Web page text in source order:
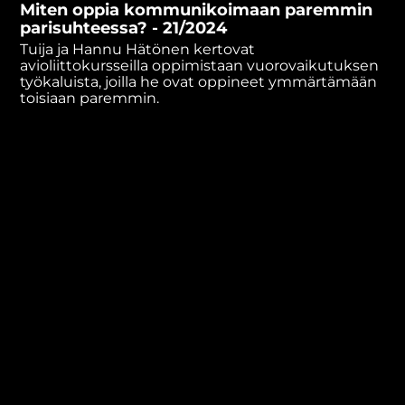
minutes,
48
seconds
Miten oppia kommunikoimaan paremmin
parisuhteessa? - 21/2024
Tuija ja Hannu Hätönen kertovat
avioliittokursseilla oppimistaan vuorovaikutuksen
työkaluista, joilla he ovat oppineet ymmärtämään
toisiaan paremmin.